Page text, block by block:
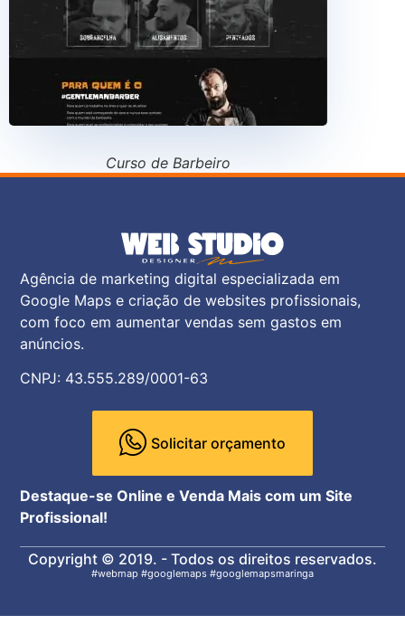
Curso de Barbeiro
Agência de marketing digital especializada em
Google Maps e criação de websites profissionais,
com foco em aumentar vendas sem gastos em
anúncios.
CNPJ: 43.555.289/0001-63
Solicitar orçamento
Destaque-se Online e Venda Mais com um Site
Profissional!
Copyright © 2019. - Todos os direitos reservados.
#webmap #googlemaps #googlemapsmaringa